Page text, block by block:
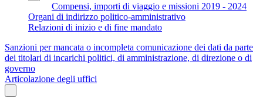
Compensi, importi di viaggio e missioni 2019 - 2024
Organi di indirizzo politico-amministrativo
Relazioni di inizio e di fine mandato
Sanzioni per mancata o incompleta comunicazione dei dati da parte
dei titolari di incarichi politici, di amministrazione, di direzione o di
governo
Articolazione degli uffici